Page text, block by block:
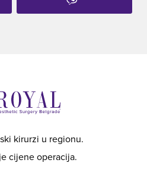
kirurzi u regionu.
cijene operacija.